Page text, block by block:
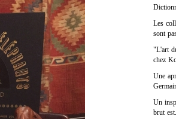
Les
sont
"L'art
chez
Une
Un
brut